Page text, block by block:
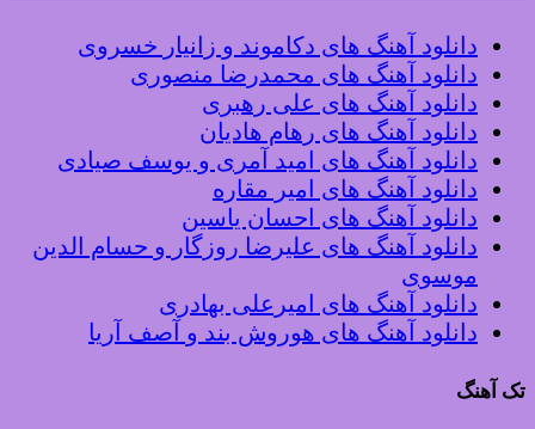
دانلود آهنگ های دکاموند و زانیار خسروی
دانلود آهنگ های محمدرضا منصوری
دانلود آهنگ های علی رهبری
دانلود آهنگ های رهام هادیان
دانلود آهنگ های امید آمری و یوسف صیادی
دانلود آهنگ های امیر مقاره
دانلود آهنگ های احسان یاسین
دانلود آهنگ های علیرضا روزگار و حسام الدین
موسوی
دانلود آهنگ های امیرعلی بهادری
دانلود آهنگ های هوروش بند و آصف آریا
تک آهنگ